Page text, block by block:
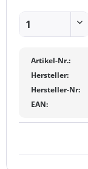
Artikel-Nr.:
Hersteller:
Hersteller-Nr:
EAN: